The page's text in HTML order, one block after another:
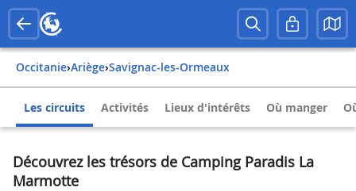
Occitanie› Ariège› Savignac-les-Ormeaux
Les circuits Activités Lieux d'intérêts Où manger
Découvrez les trésors de Camping Paradis La
Marmotte